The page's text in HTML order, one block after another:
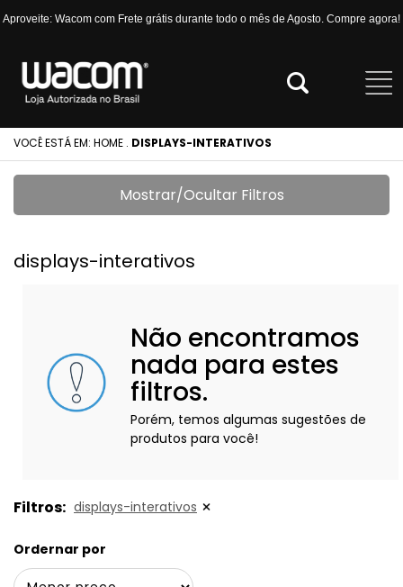
Aproveite: Wacom com Frete grátis durante todo o mês de Agosto. Compre agora!
VOCÊ ESTÁ EM: HOME . DISPLAYS-INTERATIVOS
Mostrar/Ocultar Filtros
displays-interativos
Não encontramos
nada para estes
filtros.
Porém, temos algumas sugestões de
produtos para você!
Filtros: displays-interativos
Ordernar por